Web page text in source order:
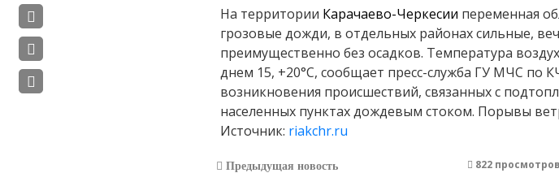
На территории Карачаево-Черкесии переменная
грозовые дожди, в отдельных районах сильные,
преимущественно без осадков. Температура
днем 15, +20°С, сообщает пресс-служба ГУ МЧС по
возникновения происшествий, связанных с
населенных пунктах дождевым стоком. Порывы
Источник: riakchr.ru
Предыдущая новость 822 просмотров